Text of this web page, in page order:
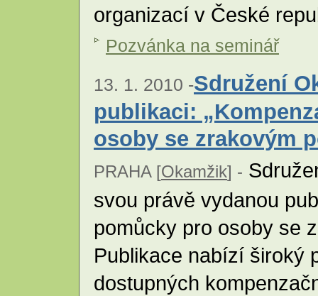
organizací v České
Pozvánka na seminář
13. 1. 2010 -Sdružení
publikaci:
osoby se zrakovým
PRAHA [Okamžik] -
svou právě vydanou
pomůcky pro osoby se
Publikace nabízí široký
dostupných